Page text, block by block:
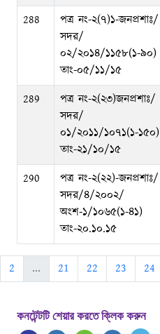
288
পত্র নং-২(৭)১-জনপ্রশাঃ/
সদর/
০২/২০১৪/১১৫৮(১-৯০)
তাং-০৫/১১/১৫
289
পত্র নং-২(২৩)জনপ্রশাঃ/
সদর/
০১/২০১১/১০৭১(১-১৫০)
তাং-২১/১০/১৫
290
পত্র নং-২(২২)-জনপ্রশাঃ/
সদর/৪/২০০২/
অংশ-১/১০৬৫(১-৪১)
তাং-২০.১০.১৫
2 ... 21 22 23 24
কনটেন্টটি শেয়ার করতে ক্লিক করুন